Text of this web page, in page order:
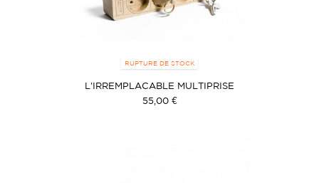
RUPTURE DE STOCK
L'IRREMPLACABLE MULTIPRISE
55,00 €